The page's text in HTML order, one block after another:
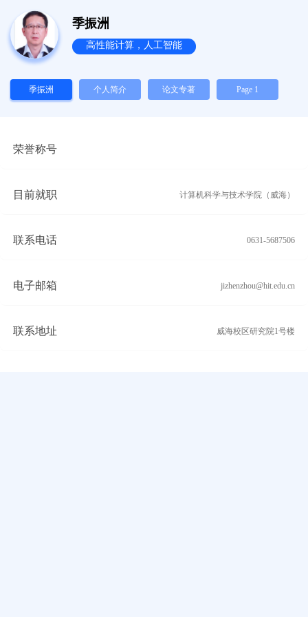
季振洲
高性能计算，人工智能
季振洲 个人简介 论文专著 Page 1
荣誉称号
目前就职 计算机科学与技术学院（威海）
联系电话 0631-5687506
电子邮箱 jizhenzhou@hit.edu.cn
联系地址 威海校区研究院1号楼